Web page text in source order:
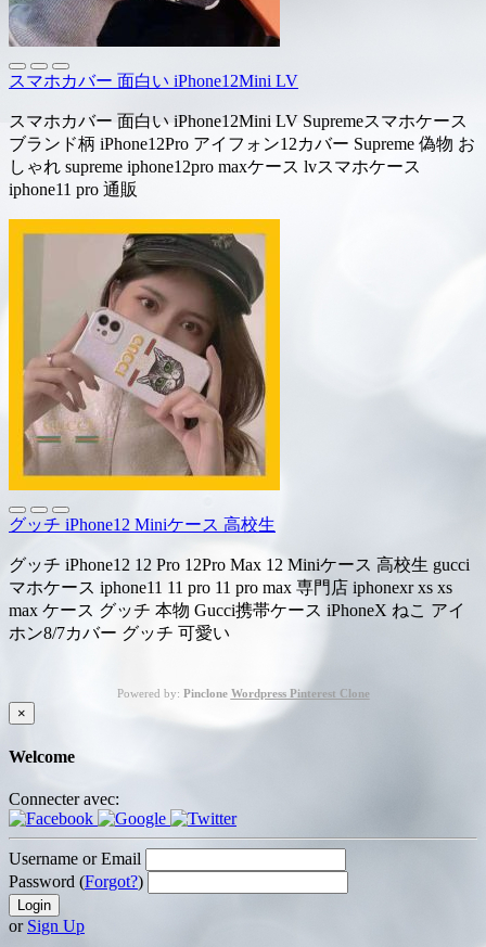
スマホカバー 面白い iPhone12Mini LV
スマホカバー 面白い iPhone12Mini LV Supremeスマホケース
ブランド柄 iPhone12Pro アイフォン12カバー Supreme 偽物 お
しゃれ supreme iphone12pro maxケース lvスマホケース
iphone11 pro 通販
グッチ iPhone12 Miniケース 高校生
グッチ iPhone12 12 Pro 12Pro Max 12 Miniケース 高校生 gucci
マホケース iphone11 11 pro 11 pro max 専門店 iphonexr xs xs
max ケース グッチ 本物 Gucci携帯ケース iPhoneX ねこ アイ
ホン8/7カバー グッチ 可愛い
Powered by: Pinclone Wordpress Pinterest Clone
×
Welcome
Connecter avec:
Username or Email
Password (Forgot?)
or Sign Up